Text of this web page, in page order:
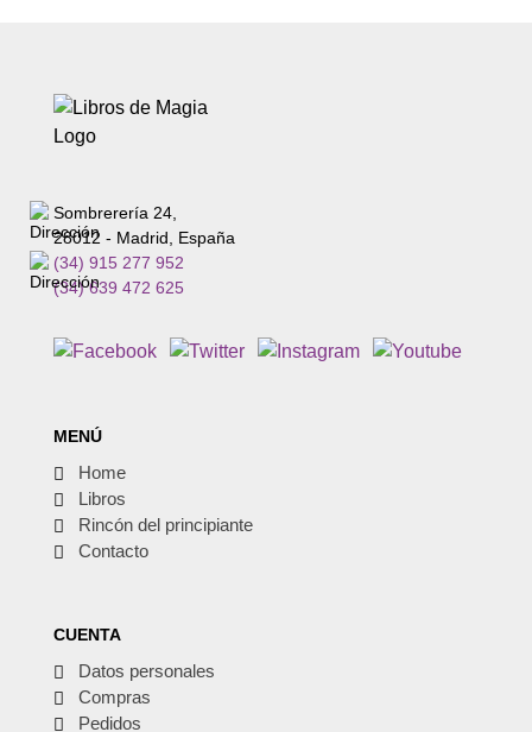
Sombrerería 24,
28012 - Madrid, España
(34) 915 277 952
(34) 639 472 625
MENÚ
Home
Libros
Rincón del principiante
Contacto
CUENTA
Datos personales
Compras
Pedidos